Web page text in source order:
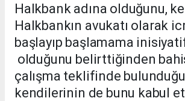
Halkbank adına olduğunu,
Halkbankın avukatı olarak
başlayıp başlamama
olduğunu belirttiğinden
çalışma teklifinde
kendilerinin de bunu kabul